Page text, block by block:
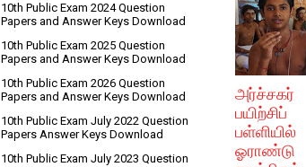
அர்ச்சகர்
பயிற்சிப்
பள்ளியில்
ஓராண்டு
10th Public Exam 2024 Question
Papers and Answer Keys Download
10th Public Exam 2025 Question
Papers and Answer Keys Download
10th Public Exam 2026 Question
Papers and Answer Keys Download
10th Public Exam July 2022 Question
Papers Answer Keys Download
10th Public Exam July 2023 Question